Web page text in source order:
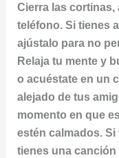
Cierra las cortinas,
teléfono. Si tienes
ajústalo para no
Relaja tu mente y
o acuéstate en un
alejado de tus
momento en que
estén calmados.
tienes una canción